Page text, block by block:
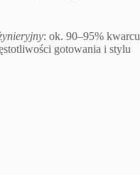
: ok. 90–95% kwarcu
gotowania i stylu